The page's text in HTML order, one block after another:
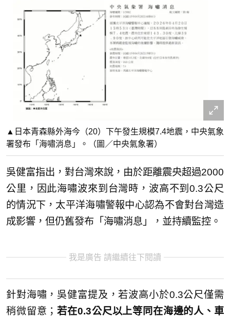
▲日本青森縣外海今（20）下午發生規模7.4地震，中央氣象
署發布「海嘯消息」。（圖／中央氣象署）
吳健富指出，對台灣來說，由於距離震央超過2000
公里，因此海嘯波來到台灣時，波高不到0.3公尺
的情況下，太平洋海嘯警報中心認為不會對台灣造
成影響，但仍舊發布「海嘯消息」，並持續監控。
我是廣告 請繼續往下閱讀
針對海嘯，吳健富提及，若波高小於0.3公尺僅需
稍微留意； 若在0.3公尺以上等同在海邊的人、車